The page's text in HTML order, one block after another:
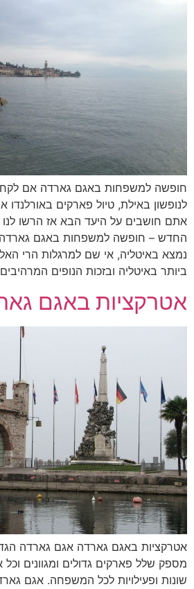
חופשה למשפחות באגם גארדה אם
לנופשון באילת, טיול פארקים באורלנדו
אתם חושבים על היעד הבא אז הרשו
החדש – חופשה למשפחות באגם
נמצא באיטליה, אי שם למרגלות הרי
ביותר באיטליה ובזכות הנופים
אטרקציות באגם
אטרקציות באגם גארדה אגם גארדה
מספק שלל פארקים גדולים ומגוונים
שונות ופעילויות לכל המשפחה. אגם